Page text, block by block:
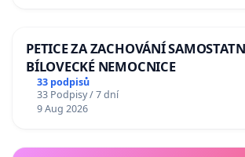
PETICE ZA ZACHOVÁNÍ
BÍLOVECKÉ NEMOCNICE
33 podpisů
33 Podpisy / 7 dní
9 Aug 2026